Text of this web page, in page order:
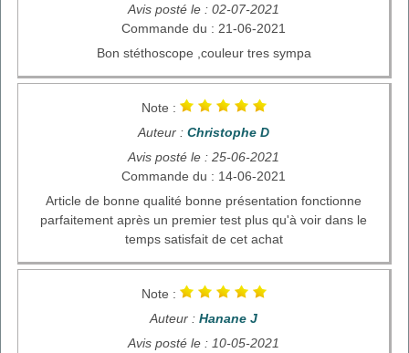
Avis posté le : 02-07-2021
Commande du : 21-06-2021
Bon stéthoscope ,couleur tres sympa
Note :
Auteur : Christophe D
Avis posté le : 25-06-2021
Commande du : 14-06-2021
Article de bonne qualité bonne présentation fonctionne
parfaitement après un premier test plus qu'à voir dans le
temps satisfait de cet achat
Note :
Auteur : Hanane J
Avis posté le : 10-05-2021